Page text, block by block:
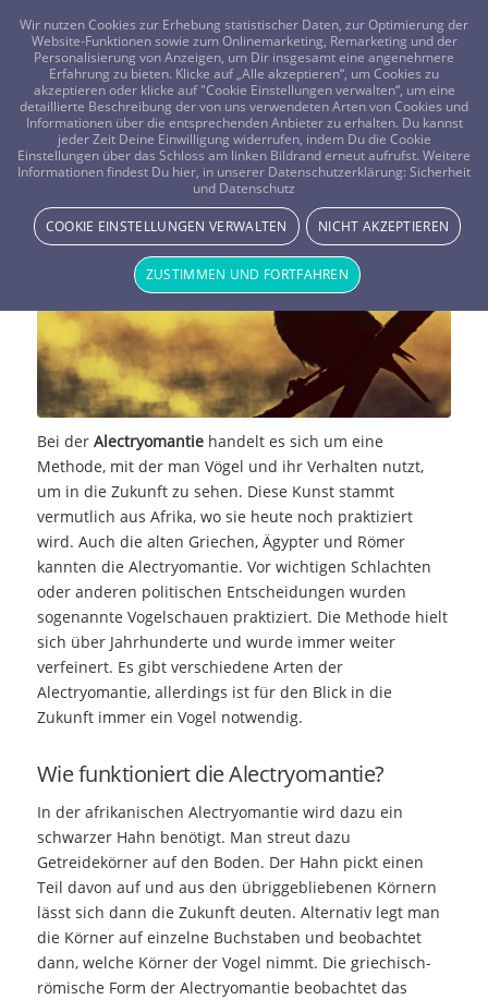
FRAGEN? KOSTENLOS ANRUFEN: 0800-8478266
Alectryomantie – Die Vogelkunst
Bei der Alectryomantiehandelt es sich um eine
Methode, mit der man Vögel und ihr Verhalten nutzt,
um in die Zukunft zu sehen. Diese Kunst stammt
vermutlich aus Afrika, wo sie heute noch praktiziert
wird. Auch die alten Griechen, Ägypter und Römer
kannten die Alectryomantie. Vor wichtigen Schlachten
oder anderen politischen Entscheidungen wurden
sogenannte Vogelschauen praktiziert. Die Methode hielt
sich über Jahrhunderte und wurde immer weiter
verfeinert. Es gibt verschiedene Arten der
Alectryomantie, allerdings ist für den Blick in die
Zukunft immer ein Vogel notwendig.
Wie funktioniert die Alectryomantie?
In der afrikanischen Alectryomantie wird dazu ein
schwarzer Hahn benötigt. Man streut dazu
Getreidekörner auf den Boden. Der Hahn pickt einen
Teil davon auf und aus den übriggebliebenen Körnern
lässt sich dann die Zukunft deuten. Alternativ legt man
die Körner auf einzelne Buchstaben und beobachtet
dann, welche Körner der Vogel nimmt. Die griechisch-
römische Form der Alectryomantie beobachtet das
Wir nutzen Cookies zur Erhebung statistischer Daten, zur Optimierung der
Website-Funktionen sowie zum Onlinemarketing, Remarketing und der
Personalisierung von Anzeigen, um Dir insgesamt eine angenehmere
Erfahrung zu bieten. Klicke auf „Alle akzeptieren“, um Cookies zu
akzeptieren oder klicke auf "Cookie Einstellungen verwalten“, um eine
detaillierte Beschreibung der von uns verwendeten Arten von Cookies und
Informationen über die entsprechenden Anbieter zu erhalten. Du kannst
jeder Zeit Deine Einwilligung widerrufen, indem Du die Cookie
Einstellungen über das Schloss am linken Bildrand erneut aufrufst. Weitere
Informationen findest Du hier, in unserer Datenschutzerklärung: Sicherheit
und Datenschutz
COOKIE EINSTELLUNGEN VERWALTEN NICHT AKZEPTIEREN
ZUSTIMMEN UND FORTFAHREN